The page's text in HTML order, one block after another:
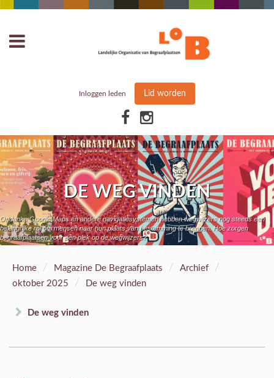
Inloggen leden Lid worden
DE WEG VINDEN
Ondanks Google Maps en andere navigatiesystemen hebben wegwijzers nog steeds een
belangrijke rol om mensen naar hun plaats van bestemming te brengen. Hoe zorgen
begraafplaatsen voor een plek op de wegwijzers?
Home / Magazine De Begraafplaats / Archief /
oktober 2025 / De weg vinden
De weg vinden